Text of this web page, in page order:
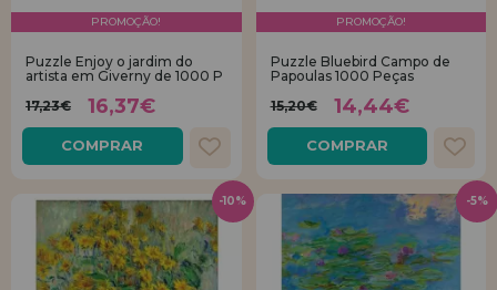
PROMOÇÃO!
Puzzle Enjoy o jardim do
artista em Giverny de 1000 P
17,23€
16,37€
COMPRAR
PROMOÇÃO!
Puzzle Bluebird Campo de
Papoulas 1000 Peças
15,20€
14,44€
COMPRAR
-10% -5%